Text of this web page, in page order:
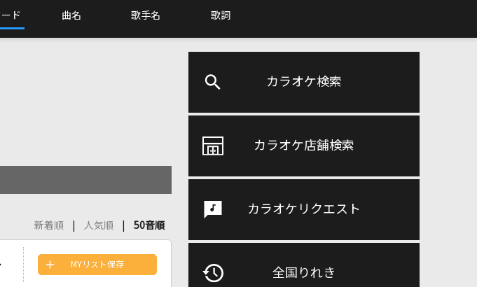
ド 曲名 歌手名 歌詞
カラオケ検索
カラオケ店舗検索
カラオケリクエスト
全国りれき
新着順
人気順 50音順
MYリスト保存